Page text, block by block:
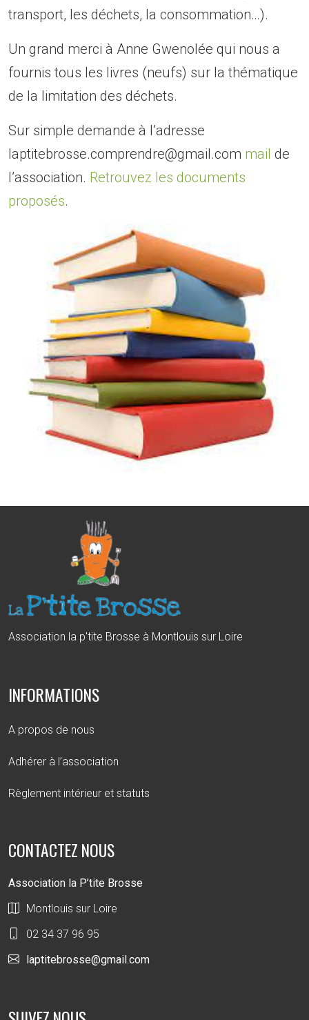
transport, les déchets, la consommation…).
Un grand merci à Anne Gwenolée qui nous a
fournis tous les livres (neufs) sur la thématique
de la limitation des déchets.
Sur simple demande à l’adresse
laptitebrosse.comprendre@gmail.com mail de
l’association. Retrouvez les documents
proposés.
Association la p'tite Brosse à Montlouis sur Loire
INFORMATIONS
A propos de nous
Adhérer à l’association
Règlement intérieur et statuts
CONTACTEZ NOUS
Association la P’tite Brosse
Montlouis sur Loire
02 34 37 96 95
laptitebrosse@gmail.com